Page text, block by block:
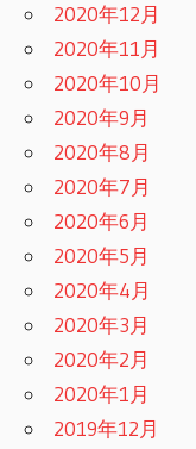
2020年12月
2020年11月
2020年10月
2020年9月
2020年8月
2020年7月
2020年6月
2020年5月
2020年4月
2020年3月
2020年2月
2020年1月
2019年12月